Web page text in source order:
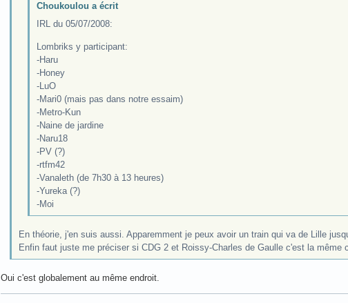
Choukoulou a écrit
IRL du 05/07/2008:
Lombriks y participant:
-Haru
-Honey
-LuO
-Mari0 (mais pas dans notre essaim)
-Metro-Kun
-Naine de jardine
-Naru18
-PV (?)
-rtfm42
-Vanaleth (de 7h30 à 13 heures)
-Yureka (?)
-Moi
En théorie, j'en suis aussi. Apparemment je peux avoir un train qui va de Lille
Enfin faut juste me préciser si CDG 2 et Roissy-Charles de Gaulle c'est la même
Oui c'est globalement au même endroit.